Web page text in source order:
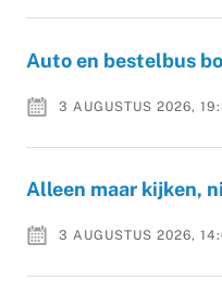
Auto en bestelbus
3 AUGUSTUS 2026,
Alleen maar kijken,
3 AUGUSTUS 2026,